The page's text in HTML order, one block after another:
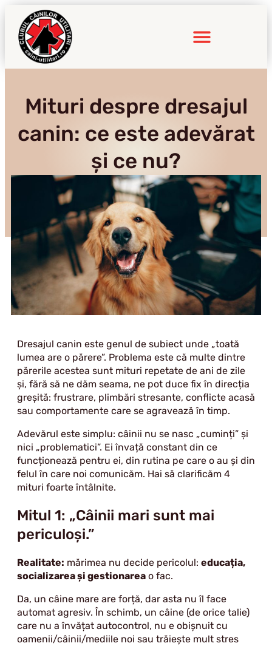
Mituri despre dresajul
canin: ce este adevărat
și ce nu?
Dresajul canin este genul de subiect unde „toată
lumea are o părere”. Problema este că multe dintre
părerile acestea sunt mituri repetate de ani de zile
și, fără să ne dăm seama, ne pot duce fix în direcția
greșită: frustrare, plimbări stresante, conflicte acasă
sau comportamente care se agravează în timp.
Adevărul este simplu: câinii nu se nasc „cuminți” și
nici „problematici”. Ei învață constant din ce
funcționează pentru ei, din rutina pe care o au și din
felul în care noi comunicăm. Hai să clarificăm 4
mituri foarte întâlnite.
Mitul 1: „Câinii mari sunt mai
periculoși.”
Realitate: mărimea nu decide pericolul: educația,
socializarea și gestionarea o fac.
Da, un câine mare are forță, dar asta nu îl face
automat agresiv. În schimb, un câine (de orice talie)
care nu a învățat autocontrol, nu e obișnuit cu
oamenii/câinii/mediile noi sau trăiește mult stres